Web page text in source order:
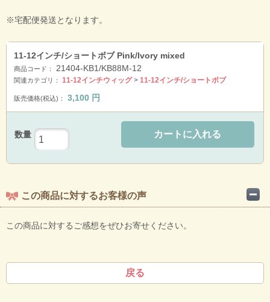
※宅配便発送となります。
11-12インチ/ショートボブ Pink/Ivory mixed
商品コード： 21404-KB1/KB88M-12
関連カテゴリ： 11-12インチウィッグ> 11-12インチ/ショートボブ
販売価格(税込)： 3,100 円
数量 カートに入れる
この商品に対するお客様の声
この商品に対するご感想をぜひお寄せください。
戻る